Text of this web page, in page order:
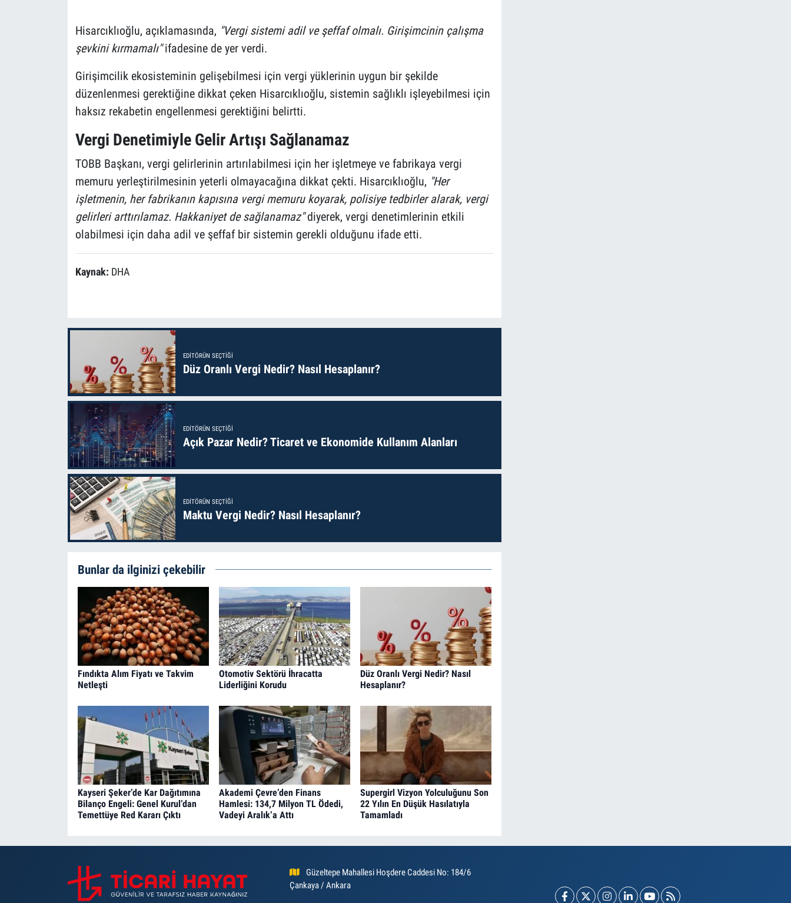
Hisarcıklıoğlu, açıklamasında, "Vergi sistemi adil ve şeffaf olmalı. Girişimcinin çalışma
şevkini kırmamalı"ifadesine de yer verdi.
Girişimcilik ekosisteminin gelişebilmesi için vergi yüklerinin uygun bir şekilde
düzenlenmesi gerektiğine dikkat çeken Hisarcıklıoğlu, sistemin sağlıklı işleyebilmesi için
haksız rekabetin engellenmesi gerektiğini belirtti.
Vergi Denetimiyle Gelir Artışı Sağlanamaz
TOBB Başkanı, vergi gelirlerinin artırılabilmesi için her işletmeye ve fabrikaya vergi
memuru yerleştirilmesinin yeterli olmayacağına dikkat çekti. Hisarcıklıoğlu, "Her
işletmenin, her fabrikanın kapısına vergi memuru koyarak, polisiye tedbirler alarak, vergi
gelirleri arttırılamaz. Hakkaniyet de sağlanamaz"diyerek, vergi denetimlerinin etkili
olabilmesi için daha adil ve şeffaf bir sistemin gerekli olduğunu ifade etti.
Kaynak: DHA
EDITÖRÜN SEÇTIĞI
Düz Oranlı Vergi Nedir? Nasıl Hesaplanır?
EDITÖRÜN SEÇTIĞI
Açık Pazar Nedir? Ticaret ve Ekonomide Kullanım Alanları
EDITÖRÜN SEÇTIĞI
Maktu Vergi Nedir? Nasıl Hesaplanır?
Bunlar da ilginizi çekebilir
Fındıkta Alım Fiyatı ve Takvim
Netleşti
Otomotiv Sektörü İhracatta
Liderliğini Korudu
Düz Oranlı Vergi Nedir? Nasıl
Hesaplanır?
Kayseri Şeker’de Kar Dağıtımına
Bilanço Engeli: Genel Kurul’dan
Temettüye Red Kararı Çıktı
Akademi Çevre’den Finans
Hamlesi: 134,7 Milyon TL Ödedi,
Vadeyi Aralık’a Attı
Supergirl Vizyon Yolculuğunu Son
22 Yılın En Düşük Hasılatıyla
Tamamladı
Güzeltepe Mahallesi Hoşdere Caddesi No: 184/6
Çankaya / Ankara